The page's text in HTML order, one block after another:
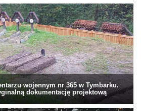
wojennym nr 365 w Tymbarku.
dokumentację projektową